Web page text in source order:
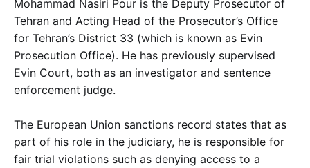
Mohammad Nasiri Pour is the Deputy Prosecutor of
Tehran and Acting Head of the Prosecutor’s Office
for Tehran’s District 33 (which is known as Evin
Prosecution Office). He has previously supervised
Evin Court, both as an investigator and sentence
enforcement judge.
The European Union sanctions record states that as
part of his role in the judiciary, he is responsible for
fair trial violations such as denying access to a